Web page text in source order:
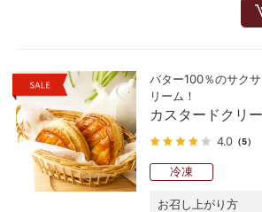
バター100％のサク
リーム！
カスタードクリ
4.0 （5）
冷凍
お召し上がり方